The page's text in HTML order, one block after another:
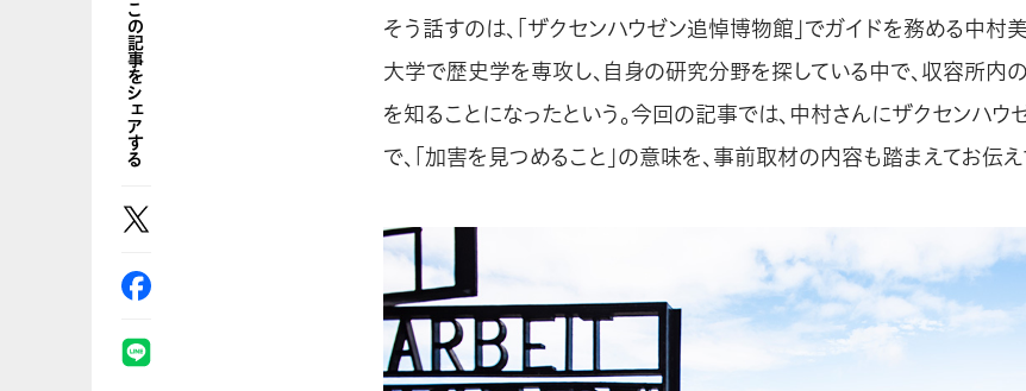
そう話すのは、「ザクセンハウゼン追悼博物館」でガイドを務める中村
大学で歴史学を専攻し、自身の研究分野を探している中で、収容所内
を知ることになったという。今回の記事では、中村さんにザクセンハ
で、「加害を見つめること」の意味を、事前取材の内容も踏まえてお伝え
この記事をシェアする